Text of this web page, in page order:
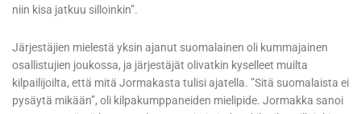
niin kisa jatkuu silloinkin”.
Järjestäjien mielestä yksin ajanut suomalainen oli kummajainen
osallistujien joukossa, ja järjestäjät olivatkin kyselleet muilta
kilpailijoilta, että mitä Jormakasta tulisi ajatella. ”Sitä suomalaista ei
pysäytä mikään”, oli kilpakumppaneiden mielipide. Jormakka sanoi